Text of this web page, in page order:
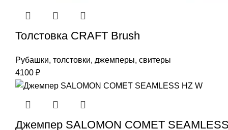
Толстовка CRAFT Brush
Рубашки, толстовки, джемперы, свитеры
4100 ₽
Джемпер SALOMON COMET